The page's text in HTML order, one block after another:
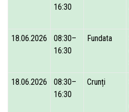
16:30
18.06.2026
08:30–
16:30
Fundata
18.06.2026
08:30–
16:30
Crunți